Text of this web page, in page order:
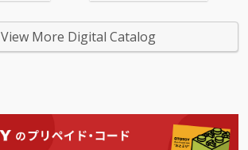
View More Digital Catalog